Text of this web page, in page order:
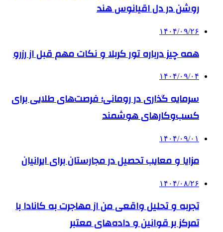
روشن در دل اقیانوس ‌هند
۱۴۰۴/۰۹/۲۶
همه چیز درباره تور کربلا و نکات مهم قبل از رزرو
۱۴۰۴/۰۹/۰۴
سرمایه گذاری در رومانی؛ فرصت‌های طلایی برای
کسب‌وکارهای هوشمند
۱۴۰۴/۰۹/۰۱
مزایا و معایب تحصیل در مجارستان برای ایرانیان
۱۴۰۴/۰۸/۲۶
تجربه و تحلیل واقعی من از مهاجرت به کانادا با
تمرکز بر قوانین و داده‌های معتبر